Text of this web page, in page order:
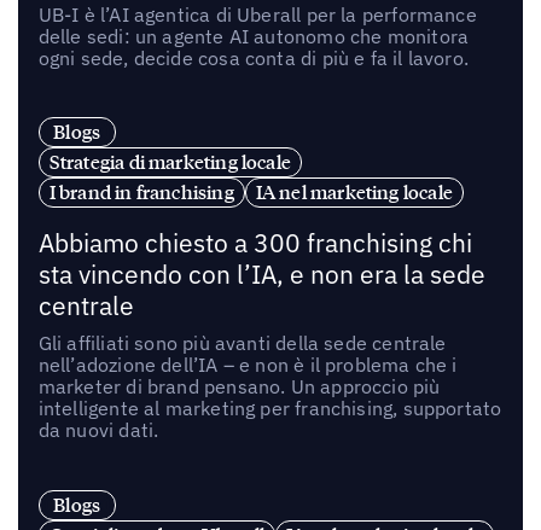
UB-I è l’AI agentica di Uberall per la performance
delle sedi: un agente AI autonomo che monitora
ogni sede, decide cosa conta di più e fa il lavoro.
Blogs
Strategia di marketing locale
I brand in franchising
IA nel marketing locale
Abbiamo chiesto a 300 franchising chi
sta vincendo con l’IA, e non era la sede
centrale
Gli affiliati sono più avanti della sede centrale
nell’adozione dell’IA – e non è il problema che i
marketer di brand pensano. Un approccio più
intelligente al marketing per franchising, supportato
da nuovi dati.
Blogs